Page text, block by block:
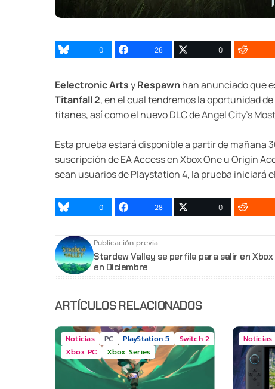
0 28 0
Eelectronic ArtsyRespawn han anunciado que
Titanfall 2, en el cual tendremos la oportunidad
titanes, así como el nuevo DLC deAngel City’s
Esta prueba estará disponible a partir de mañana
suscripción de EA Access en Xbox One u Origin
sean usuarios de Playstation 4, la prueba iniciará
0 28 0
Publicación previa
Stardew Valley se perfila para salir en Xbox
en Diciembre
ARTÍCULOS RELACIONADOS
Noticias PC PlayStation 5
Switch 2
Xbox PC
Xbox Series
Noticias